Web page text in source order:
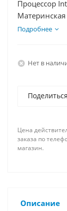
Процессор
Материнская
Видеокарта
Подробнее
Нет в
Поделиться
Цена
заказа по
магазин.
Описание